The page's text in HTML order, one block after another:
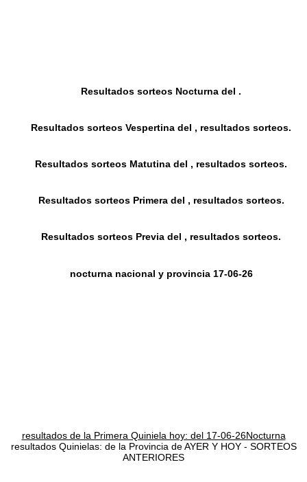
Resultados sorteos Nocturna del .
Resultados sorteos Vespertina del , resultados sorteos.
Resultados sorteos Matutina del , resultados sorteos.
Resultados sorteos Primera del , resultados sorteos.
Resultados sorteos Previa del , resultados sorteos.
nocturna nacional y provincia 17-06-26
resultados de la Primera Quiniela hoy: del 17-06-26Nocturna
resultados Quinielas: de la Provincia de AYER Y HOY - SORTEOS
ANTERIORES